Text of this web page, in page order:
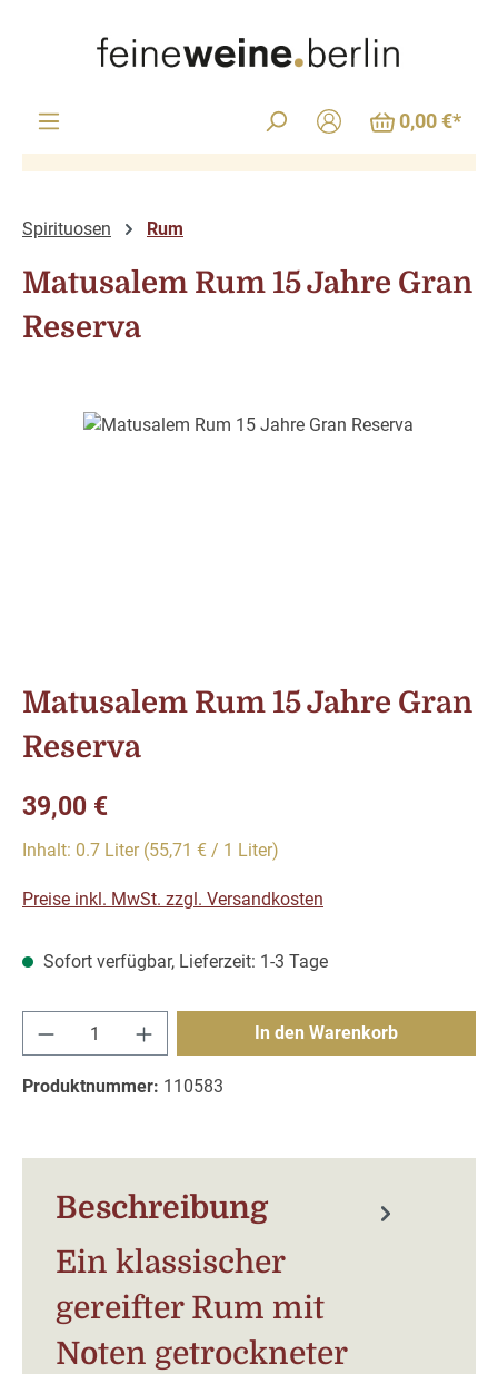
0,00 €*
Spirituosen Rum
Matusalem Rum 15 Jahre Gran
Reserva
Bildergalerie überspringen
Matusalem Rum 15 Jahre Gran
Reserva
Regulärer Preis:
39,00 €
Inhalt: 0.7 Liter (55,71 € / 1 Liter)
Preise inkl. MwSt. zzgl. Versandkosten
Sofort verfügbar, Lieferzeit: 1-3 Tage
Produkt Anzahl: Gib den gewünschten
In den Warenkorb
Produktnummer: 110583
Beschreibung
Ein klassischer
gereifter Rum mit
Noten getrockneter